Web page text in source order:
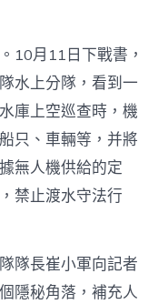
10月11日下戰書，
水上分隊，看到一
庫上空巡查時，機
只、車輛等，并將
無人機供給的定
禁止渡水守法行
隊長崔小軍向記者
隱秘角落，補充人